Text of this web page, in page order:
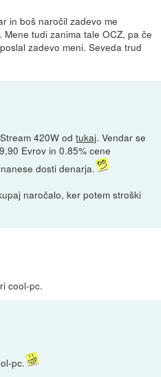
in boš naročil zadevo me
tudi zanima tale OCZ, pa če
zadevo meni. Seveda trud
420W odtukaj. Vendar se
Evrov in 0.85% cene
dosti denarja.
naročalo, ker potem stroški
cool-pc.
pc.